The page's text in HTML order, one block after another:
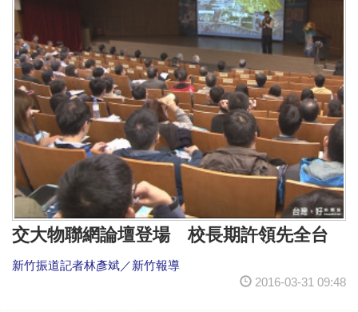
交大物聯網論壇登場 校長期許領先全台
新竹振道記者林彥斌／新竹報導
2016-03-31 09:48